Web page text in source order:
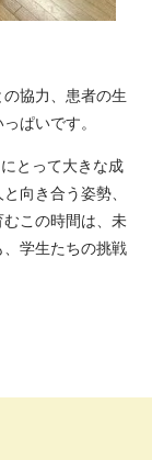
協力、患者の生
ぱいです。
とって大きな成
向き合う姿勢、
この時間は、未
学生たちの挑戦